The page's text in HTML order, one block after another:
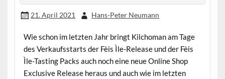
21. April 2021 Hans-Peter Neumann
Wie schon im letzten Jahr bringt Kilchoman am Tage
des Verkaufsstarts der Fèis Ìle-Release und der Fèis
Ìle-Tasting Packs auch noch eine neue Online Shop
Exclusive Release heraus und auch wie im letzten